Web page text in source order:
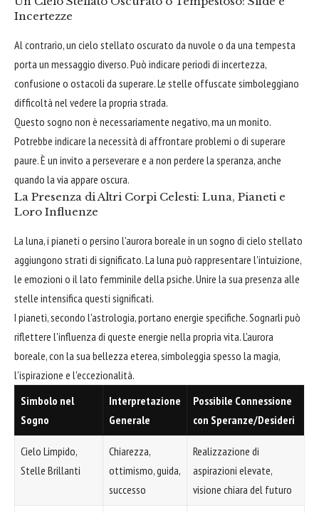
Incertezze
Al contrario, un cielo stellato oscurato da nuvole o da una tempesta
porta un messaggio diverso. Può indicare periodi di incertezza,
confusione o ostacoli da superare. Le stelle offuscate simboleggiano
difficoltà nel vedere la propria strada.
Questo sogno non è necessariamente negativo, ma un monito.
Potrebbe indicare la necessità di affrontare problemi o di superare
paure. È un invito a perseverare e a non perdere la speranza, anche
quando la via appare oscura.
La Presenza di Altri Corpi Celesti: Luna, Pianeti e
Loro Influenze
La luna, i pianeti o persino l'aurora boreale in un sogno di cielo stellato
aggiungono strati di significato. La luna può rappresentare l'intuizione,
le emozioni o il lato femminile della psiche. Unire la sua presenza alle
stelle intensifica questi significati.
I pianeti, secondo l'astrologia, portano energie specifiche. Sognarli può
riflettere l'influenza di queste energie nella propria vita. L'aurora
boreale, con la sua bellezza eterea, simboleggia spesso la magia,
l'ispirazione e l'eccezionalità.
Simbolo nel
Sogno
Interpretazione
Generale
Possibile Connessione
con Speranze/Desideri
Cielo Limpido,
Stelle Brillanti
Chiarezza,
ottimismo, guida,
successo
Realizzazione di
aspirazioni elevate,
visione chiara del futuro